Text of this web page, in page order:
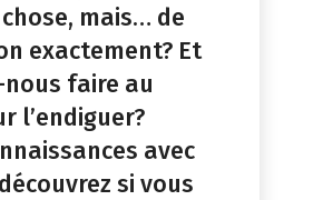
mais… de
exactement? Et
faire au
l’endiguer?
avec
si vous